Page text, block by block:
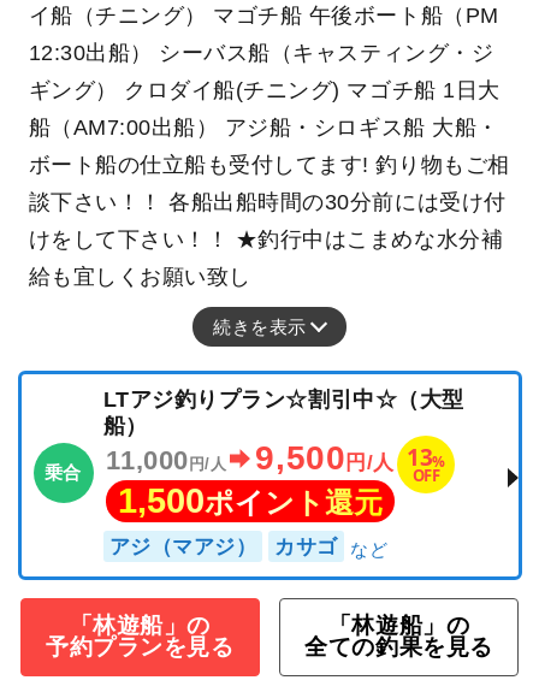
イ船（チニング） マゴチ船 午後ボート船（PM
12:30出船） シーバス船（キャスティング・ジ
ギング） クロダイ船(チニング) マゴチ船 1日大
船（AM7:00出船） アジ船・シロギス船 大船・
ボート船の仕立船も受付してます! 釣り物もご相
談下さい！！ 各船出船時間の30分前には受け付
けをして下さい！！ ★釣行中はこまめな水分補
給も宜しくお願い致し
続きを表示
乗合
LTアジ釣りプラン☆割引中☆（大型
船）
11,000 円/人 9,500 円/人 13%
OFF
1,500ポイント還元
アジ（マアジ） カサゴ
「林遊船」の
予約プランを見る
「林遊船」の
全ての釣果を見る